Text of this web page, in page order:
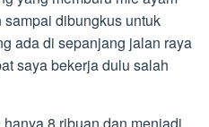
sampai dibungkus untuk
ada di sepanjang jalan raya
saya bekerja dulu salah